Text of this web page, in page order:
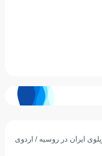
ایران در روسیه / اردوی